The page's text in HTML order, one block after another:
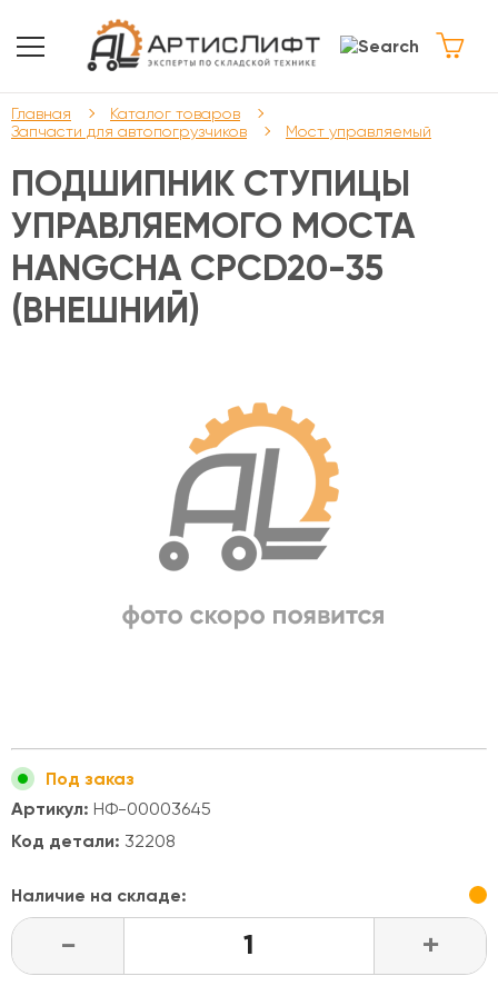
Главная
Каталог товаров
Запчасти для автопогрузчиков
Мост управляемый
ПОДШИПНИК СТУПИЦЫ
УПРАВЛЯЕМОГО МОСТА
HANGCHA CPCD20-35
(ВНЕШНИЙ)
Под заказ
Артикул: НФ-00003645
Код детали: 32208
Наличие на складе:
- +